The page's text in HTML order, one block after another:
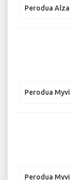
Perodua Alza
Perodua Myvi
Perodua Myvi